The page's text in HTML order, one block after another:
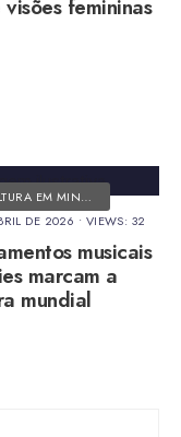
femininas
CULTURA EM MINUTOS •
DE 2026 • VIEWS: 32
musicais
marcam a
mundial